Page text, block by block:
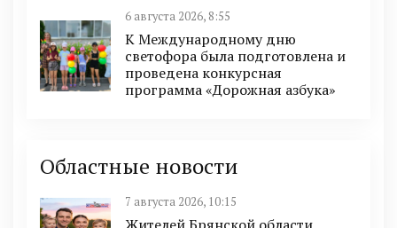
6 августа 2026, 8:55
К Международному дню
светофора была подготовлена и
проведена конкурсная
программа «Дорожная азбука»
Областные новости
7 августа 2026, 10:15
Жителей Брянской области